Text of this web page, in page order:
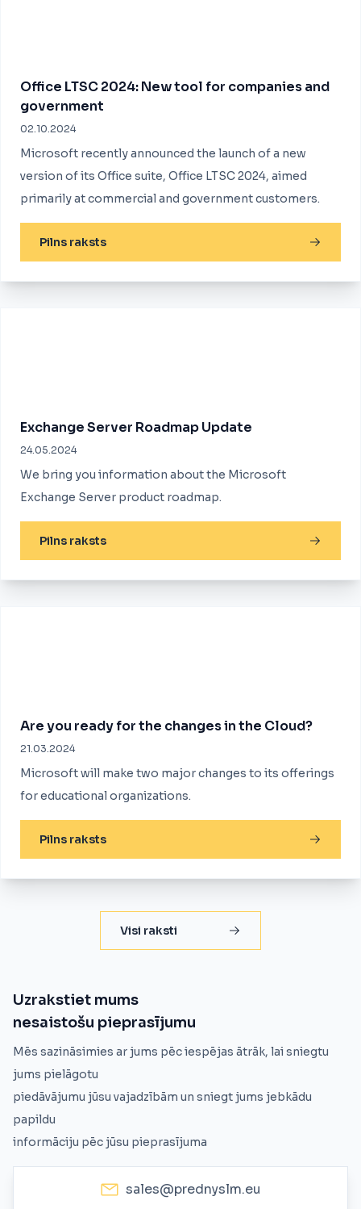
Office LTSC 2024: New tool for companies and
government
02.10.2024
Microsoft recently announced the launch of a new
version of its Office suite, Office LTSC 2024, aimed
primarily at commercial and government customers.
Pilns raksts
Exchange Server Roadmap Update
24.05.2024
We bring you information about the Microsoft
Exchange Server product roadmap.
Pilns raksts
Are you ready for the changes in the Cloud?
21.03.2024
Microsoft will make two major changes to its offerings
for educational organizations.
Pilns raksts
Visi raksti
Uzrakstiet mums
nesaistošu pieprasījumu
Mēs sazināsimies ar jums pēc iespējas ātrāk, lai sniegtu
jums pielāgotu
piedāvājumu jūsu vajadzībām un sniegt jums jebkādu
papildu
informāciju pēc jūsu pieprasījuma
sales@prednyslm.eu